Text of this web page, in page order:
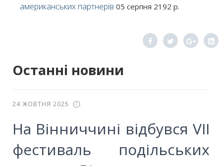
Останні новини
24 ЖОВТНЯ 2025
На Вінниччині відбувся VII
фестиваль подільських
американських партнерів 05 серпня 2192 р.